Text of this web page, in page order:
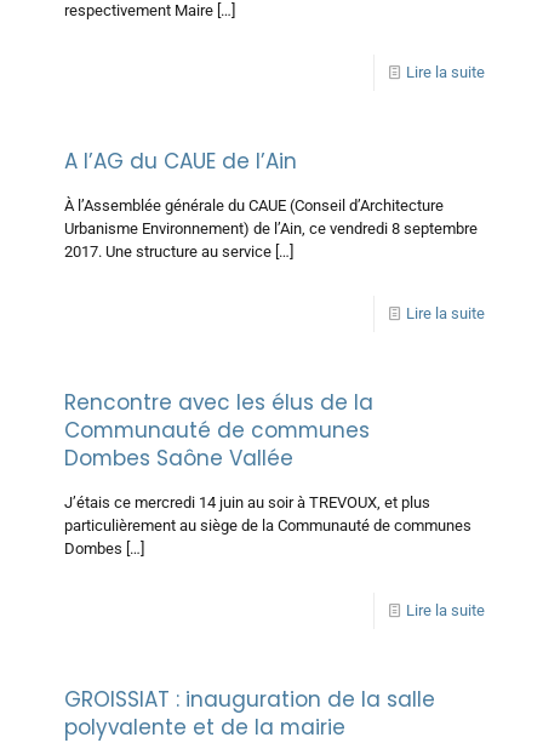
respectivement Maire […]
Lire la suite
A l’AG du CAUE de l’Ain
À l’Assemblée générale du CAUE (Conseil d’Architecture
Urbanisme Environnement) de l’Ain, ce vendredi 8 septembre
2017. Une structure au service […]
Lire la suite
Rencontre avec les élus de la
Communauté de communes
Dombes Saône Vallée
J’étais ce mercredi 14 juin au soir à TREVOUX, et plus
particulièrement au siège de la Communauté de communes
Dombes […]
Lire la suite
GROISSIAT : inauguration de la salle
polyvalente et de la mairie